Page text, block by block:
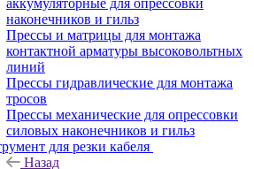
аккумуляторные для опрессовки
наконечников и гильз
Прессы и матрицы для монтажа
контактной арматуры высоковольтных
линий
Прессы гидравлические для монтажа
тросов
Прессы механические для опрессовки
силовых наконечников и гильз
для резки кабеля
Назад